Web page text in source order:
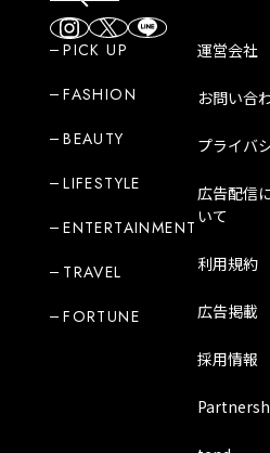
PICK UP
FASHION
BEAUTY
LIFESTYLE
ENTERTAINMENT
TRAVEL
FORTUNE
運営会社
お問い合
プライバ
広告配信
いて
利用規約
広告掲載
採用情報